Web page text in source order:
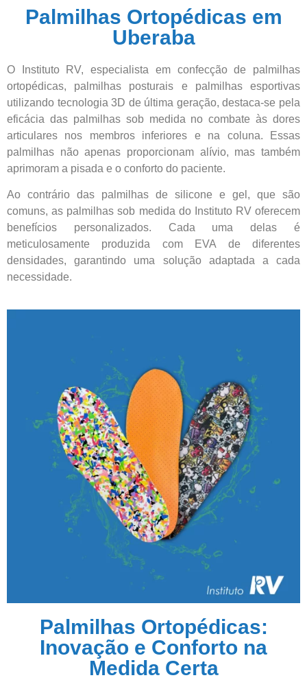
Palmilhas Ortopédicas em
Uberaba
O Instituto RV, especialista em confecção de palmilhas
ortopédicas, palmilhas posturais e palmilhas esportivas
utilizando tecnologia 3D de última geração, destaca-se pela
eficácia das palmilhas sob medida no combate às dores
articulares nos membros inferiores e na coluna. Essas
palmilhas não apenas proporcionam alívio, mas também
aprimoram a pisada e o conforto do paciente.
Ao contrário das palmilhas de silicone e gel, que são
comuns, as palmilhas sob medida do Instituto RV oferecem
benefícios personalizados. Cada uma delas é
meticulosamente produzida com EVA de diferentes
densidades, garantindo uma solução adaptada a cada
necessidade.
Palmilhas Ortopédicas:
Inovação e Conforto na
Medida Certa